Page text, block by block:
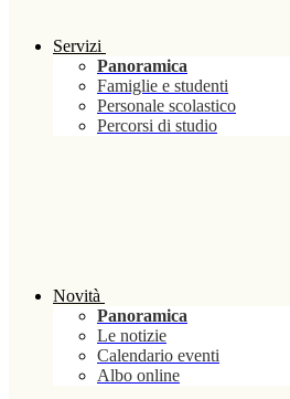
Servizi
Panoramica
Famiglie e studenti
Personale scolastico
Percorsi di studio
Novità
Panoramica
Le notizie
Calendario eventi
Albo online